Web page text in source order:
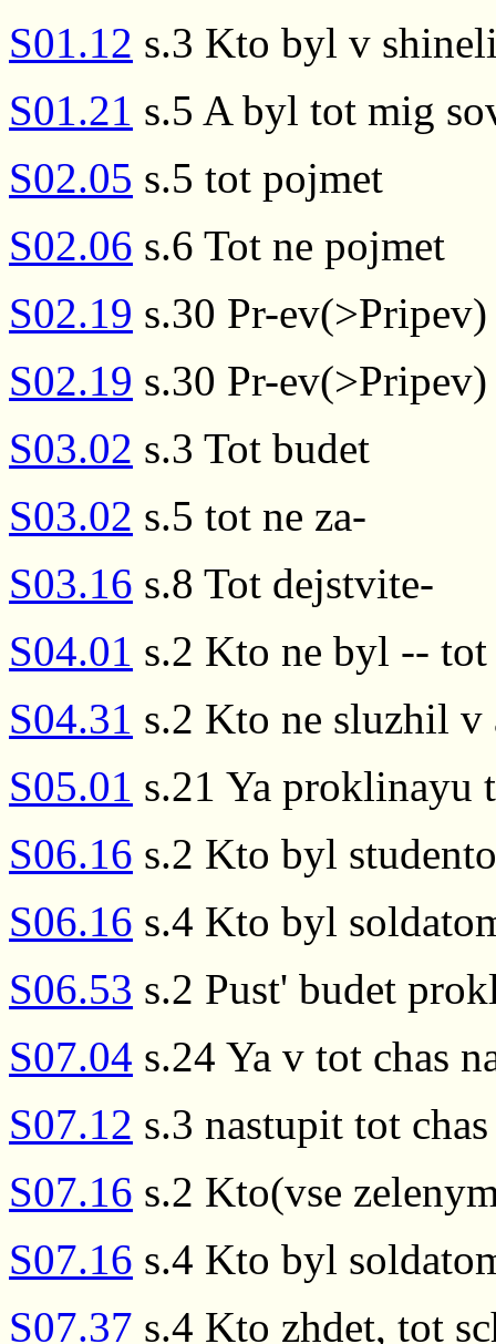
S01.12 s.3 Kto byl v
S01.21 s.5 A byl tot mig
S02.05 s.5 tot pojmet
S02.06 s.6 Tot ne pojmet
S02.19 s.30 Pr-
S02.19 s.30 Pr-
S03.02 s.3 Tot budet
S03.02 s.5 tot ne za-
S03.16 s.8 Tot dejstvite-
S04.01 s.2 Kto ne byl -- tot
S04.31 s.2 Kto ne sluzhil v
S05.01 s.21 Ya proklinayu
S06.16 s.2 Kto byl
S06.16 s.4 Kto byl
S06.53 s.2 Pust' budet
S07.04 s.24 Ya v tot chas
S07.12 s.3 nastupit tot chas
S07.16 s.2 Kto(vse
S07.16 s.4 Kto byl
S07.37 s.4 Kto zhdet, tot